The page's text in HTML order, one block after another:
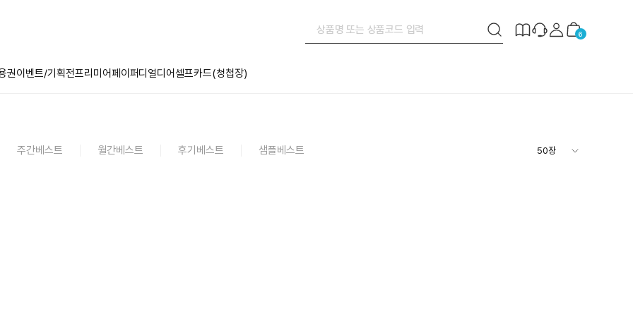
검
색
버
제
작
장
바 6
권이벤트/기획전프리미어페이퍼디얼디어셀프카드(청첩장)
주간베스트 월간베스트 후기베스트 샘플베스트